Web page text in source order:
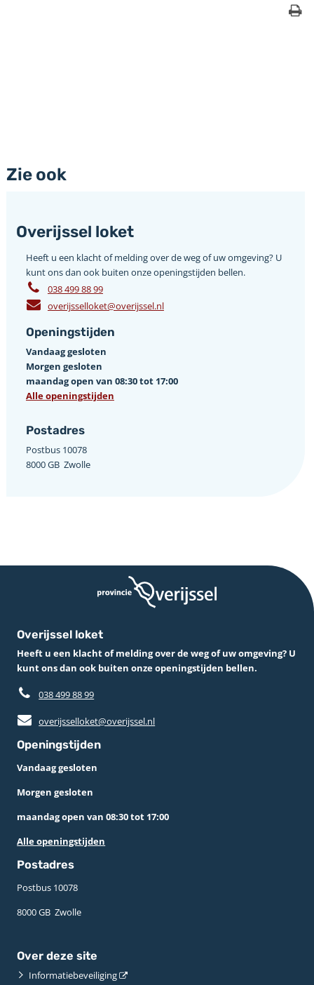
Zie ook
Overijssel loket
Heeft u een klacht of melding over de weg of uw omgeving? U
kunt ons dan ook buiten onze openingstijden bellen.
038 499 88 99
overijsselloket@overijssel.nl
Openingstijden
Vandaag gesloten
Morgen gesloten
maandag open van 08:30 tot 17:00
Alle openingstijden
Postadres
Postbus 10078 ­
8000 GB ­ Zwolle
Overijssel loket
Heeft u een klacht of melding over de weg of uw omgeving? U
kunt ons dan ook buiten onze openingstijden bellen.
038 499 88 99
overijsselloket@overijssel.nl
Openingstijden
Vandaag gesloten
Morgen gesloten
maandag open van 08:30 tot 17:00
Alle openingstijden
Postadres
Postbus 10078 ­
8000 GB ­ Zwolle
Over deze site
Informatiebeveiliging